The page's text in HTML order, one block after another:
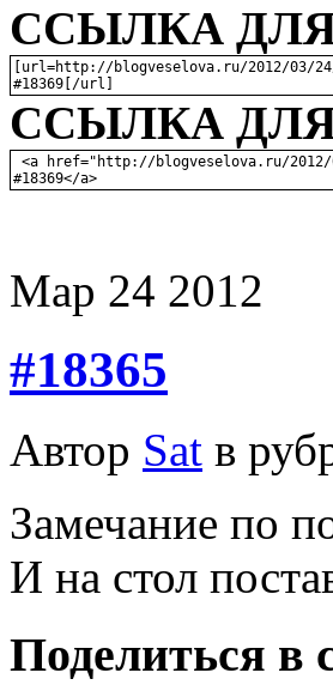
ССЫЛКА ДЛЯ
ССЫЛКА ДЛЯ
Мар 24 2012
#18365
Автор Sat в
Замечание по
И на стол
Поделиться в